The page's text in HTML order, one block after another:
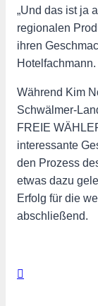
„Und das ist ja
regionalen
ihren
Hotelfachmann.
Während Kim
Schwälmer-
FREIE
interessante
den Prozess
etwas dazu
Erfolg für die
abschließend.